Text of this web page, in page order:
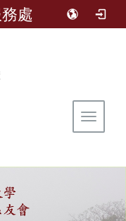
處
Toggle